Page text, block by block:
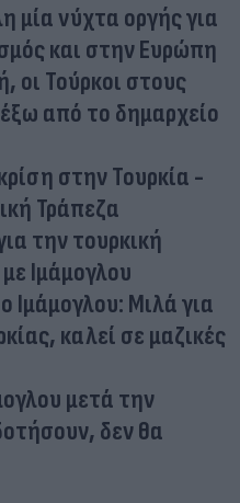
μία νύχτα οργής για
και στην Ευρώπη
οι Τούρκοι στους
από το δημαρχείο
στην Τουρκία -
Τράπεζα
την τουρκική
Ιμάμογλου
Ιμάμογλου: Μιλά για
καλεί σε μαζικές
μετά την
δεν θα